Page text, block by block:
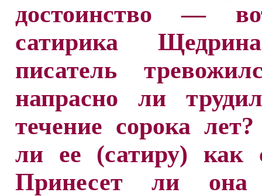
достоинство —
сатирика
писатель
напрасно ли
течение сорока
ли ее (сатиру) как
Принесет ли она